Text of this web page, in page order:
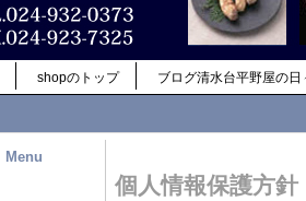
shopのトップ ブログ清水台平野屋の日
Menu
個人情報保護方針